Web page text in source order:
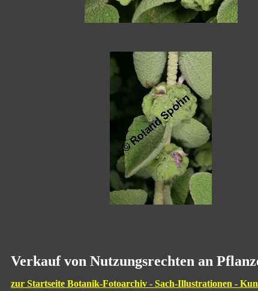
Verkauf von Nutzungsrechten an
zur Startseite Botanik-Fotoarchiv - Sach-Illustrationen -